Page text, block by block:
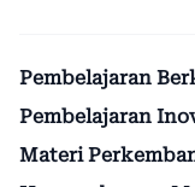
Pembelajaran
Pembelajaran
Materi